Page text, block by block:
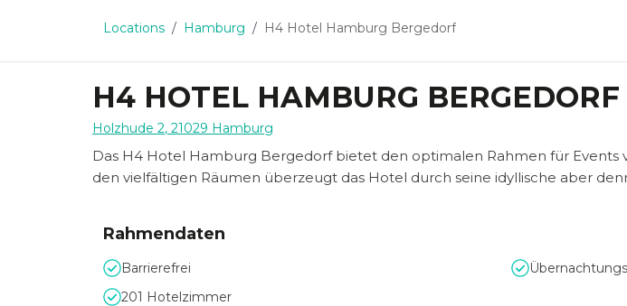
Locations Hamburg H4 Hotel Hamburg Bergedorf
H4 HOTEL HAMBURG BERGEDORF
Holzhude 2, 21029 Hamburg
Das H4 Hotel Hamburg Bergedorf bietet den optimalen Rahmen für Events
den vielfältigen Räumen überzeugt das Hotel durch seine idyllische aber
Rahmendaten
Barrierefrei
201 Hotelzimmer